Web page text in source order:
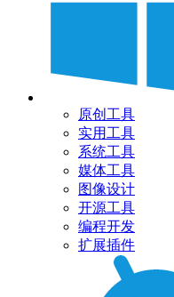
原创工具
实用工具
系统工具
媒体工具
图像设计
开源工具
编程开发
扩展插件